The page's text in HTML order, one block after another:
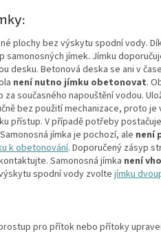
plochy bez výskytu spodní vody.
samonosných jímek. Jímku
desku. Betonová deska se ani v
není nutno jímku obetonovat.
současného napouštění vodou.
bez použití mechanizace, proto je
přístup. V případě potřeby
jímka je pochozí, ale není
k obetonování. Doporučený zásyp
Samonosná jímka není
spodní vody zvoltejímku
pro přítok nebo přítoky